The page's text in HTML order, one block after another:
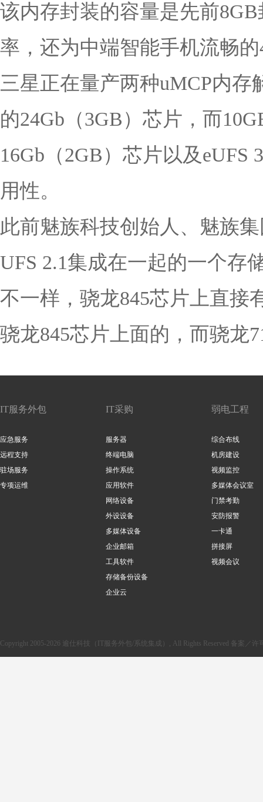
该内存封装的容量是先前
率，还为中端智能手机流畅
三星正在量产两种uMCP内存
的24Gb（3GB）芯片，而
16Gb（2GB）芯片以及
用性。
此前魅族科技创始人、魅族
UFS 2.1集成在一起的一个存
不一样，骁龙845芯片上直接
骁龙845芯片上面的，而骁龙
IT服务外包
应急服务
远程支持
驻场服务
专项运维
IT采购
服务器
终端电脑
操作系统
应用软件
网络设备
外设设备
多媒体设备
企业邮箱
工具软件
存储备份设备
企业云
弱电工程
综合布线
机房建设
视频监控
多媒体会议室
门禁考勤
安防报警
一卡通
拼接屏
视频会议
Copyright 2005-2026 逾仕科技（IT服务外包/系统集成）, All Rights Reserved 备案／